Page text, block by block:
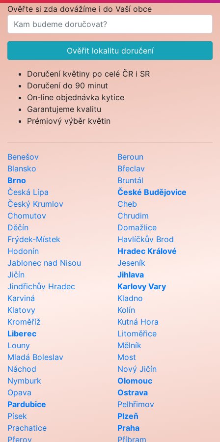
Ověřte si zda dovážíme i do Vaší obce
Ověřit lokalitu doručení
Doručení květiny po celé ČR i SR
Doručení do 90 minut
On-line objednávka kytice
Garantujeme kvalitu
Prémiový výběr květin
Benešov
Beroun
Blansko
Břeclav
Brno
Bruntál
Česká Lípa
České Budějovice
Český Krumlov
Cheb
Chomutov
Chrudim
Děčín
Domažlice
Frýdek-Místek
Havlíčkův Brod
Hodonín
Hradec Králové
Jablonec nad Nisou
Jeseník
Jičín
Jihlava
Jindřichův Hradec
Karlovy Vary
Karviná
Kladno
Klatovy
Kolín
Kroměříž
Kutná Hora
Liberec
Litoměřice
Louny
Mělník
Mladá Boleslav
Most
Náchod
Nový Jičín
Nymburk
Olomouc
Opava
Ostrava
Pardubice
Pelhřimov
Písek
Plzeň
Prachatice
Praha
Přerov
Příbram